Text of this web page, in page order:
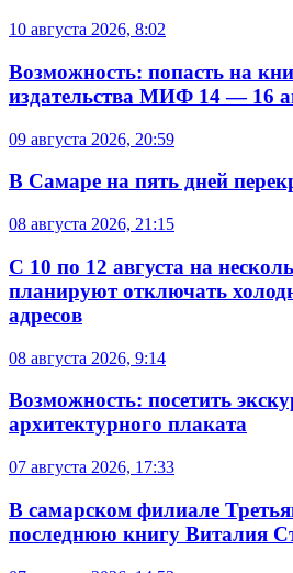
10 августа 2026, 8:02
Возможность: попасть на
издательства МИФ 14 — 16
09 августа 2026, 20:59
В Самаре на пять дней
08 августа 2026, 21:15
С 10 по 12 августа на
планируют отключать
адресов
08 августа 2026, 9:14
Возможность: посетить
архитектурного плаката
07 августа 2026, 17:33
В самарском филиале
последнюю книгу Виталия